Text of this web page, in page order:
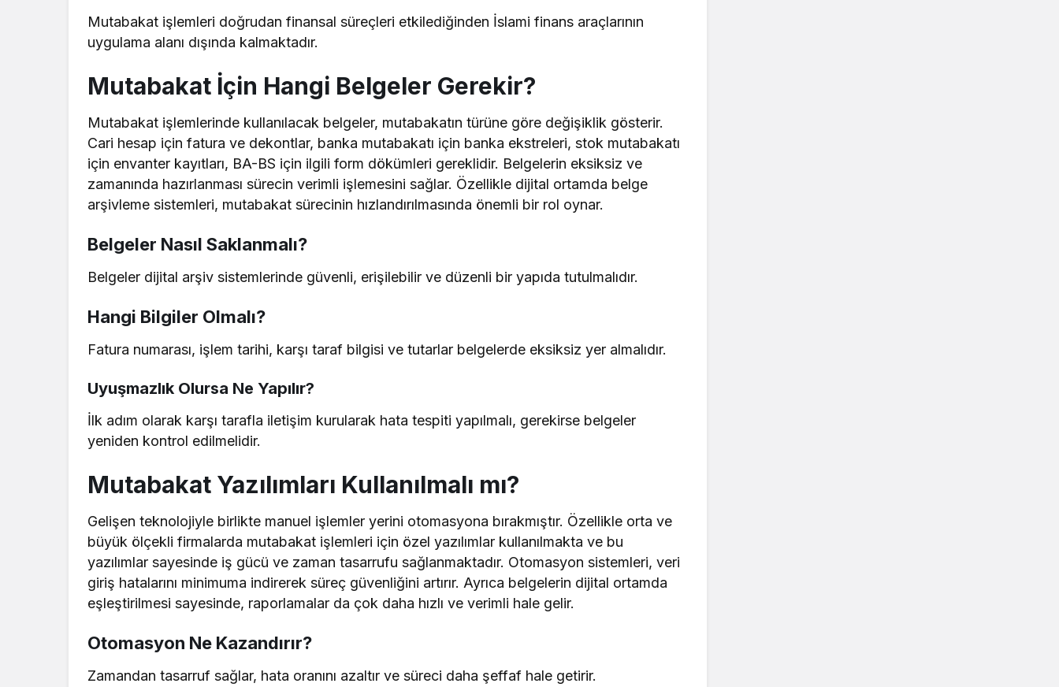
Mutabakat işlemleri doğrudan finansal süreçleri etkilediğinden İslami finans araçlarının
uygulama alanı dışında kalmaktadır.
Mutabakat İçin Hangi Belgeler Gerekir?
Mutabakat işlemlerinde kullanılacak belgeler, mutabakatın türüne göre değişiklik gösterir.
Cari hesap için fatura ve dekontlar, banka mutabakatı için banka ekstreleri, stok mutabakatı
için envanter kayıtları, BA-BS için ilgili form dökümleri gereklidir. Belgelerin eksiksiz ve
zamanında hazırlanması sürecin verimli işlemesini sağlar. Özellikle dijital ortamda belge
arşivleme sistemleri, mutabakat sürecinin hızlandırılmasında önemli bir rol oynar.
Belgeler Nasıl Saklanmalı?
Belgeler dijital arşiv sistemlerinde güvenli, erişilebilir ve düzenli bir yapıda tutulmalıdır.
Hangi Bilgiler Olmalı?
Fatura numarası, işlem tarihi, karşı taraf bilgisi ve tutarlar belgelerde eksiksiz yer almalıdır.
Uyuşmazlık Olursa Ne Yapılır?
İlk adım olarak karşı tarafla iletişim kurularak hata tespiti yapılmalı, gerekirse belgeler
yeniden kontrol edilmelidir.
Mutabakat Yazılımları Kullanılmalı mı?
Gelişen teknolojiyle birlikte manuel işlemler yerini otomasyona bırakmıştır. Özellikle orta ve
büyük ölçekli firmalarda mutabakat işlemleri için özel yazılımlar kullanılmakta ve bu
yazılımlar sayesinde iş gücü ve zaman tasarrufu sağlanmaktadır. Otomasyon sistemleri, veri
giriş hatalarını minimuma indirerek süreç güvenliğini artırır. Ayrıca belgelerin dijital ortamda
eşleştirilmesi sayesinde, raporlamalar da çok daha hızlı ve verimli hale gelir.
Otomasyon Ne Kazandırır?
Zamandan tasarruf sağlar, hata oranını azaltır ve süreci daha şeffaf hale getirir.